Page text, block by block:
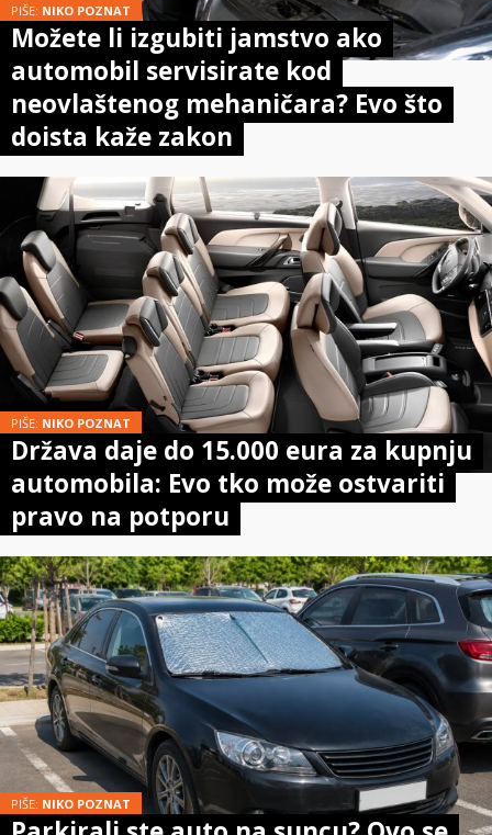
PIŠE: NIKO POZNAT
Možete li izgubiti jamstvo ako
automobil servisirate kod
neovlaštenog mehaničara? Evo što
doista kaže zakon
PIŠE: NIKO POZNAT
Država daje do 15.000 eura za kupnju
automobila: Evo tko može ostvariti
pravo na potporu
PIŠE: NIKO POZNAT